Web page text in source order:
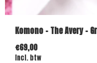
Komono - The Avery -
€69,00
Incl. btw